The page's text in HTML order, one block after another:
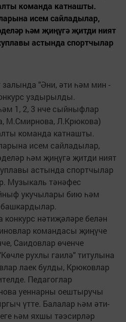
команда катнашты.
исем сайладылар,
һәм җиңүгә җитди ният
астында спортчылар
залында "Әни, әти һәм мин -
уздырылды.
1, 2, 3 нче сыйныфлар
М.Смирнова, Л.Крюкова)
команда катнашты.
исем сайладылар,
һәм җиңүгә җитди ният
астында спортчылар
Музыкаль тәнәфес
укучылары бию һәм
нәтиҗәләре белән
командасы җиңүче
Саидовлар өченче
рухлы гаилә" титулына
лаек булды, Крюковлар
Педагоглар
уеннарны оештыручы
үтте. Балалар һәм әти-
һәм яхшы тәэсирләр